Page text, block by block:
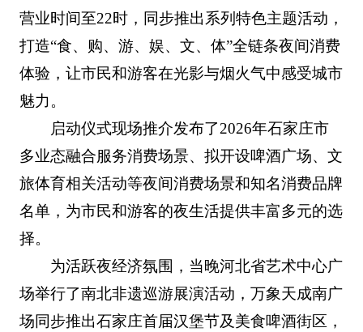
营业时间至22时，同步推出系列特色主题活动，
打造“食、购、游、娱、文、体”全链条夜间消费
体验，让市民和游客在光影与烟火气中感受城市
魅力。
启动仪式现场推介发布了2026年石家庄市
多业态融合服务消费场景、拟开设啤酒广场、文
旅体育相关活动等夜间消费场景和知名消费品牌
名单，为市民和游客的夜生活提供丰富多元的选
择。
为活跃夜经济氛围，当晚河北省艺术中心广
场举行了南北非遗巡游展演活动，万象天成南广
场同步推出石家庄首届汉堡节及美食啤酒街区，